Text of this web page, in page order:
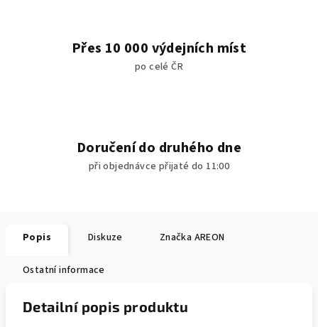
Přes 10 000 výdejních míst
po celé ČR
Doručení do druhého dne
při objednávce přijaté do 11:00
Popis Diskuze Značka AREON
Ostatní informace
Detailní popis produktu